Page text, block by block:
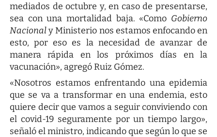
mediados de octubre y, en caso de presentarse,
sea con una mortalidad baja. «Como Gobierno
Nacionaly Ministerio nos estamos enfocando en
esto, por eso es la necesidad de avanzar de
manera rápida en los próximos días en la
vacunación», agregó Ruiz Gómez.
«Nosotros estamos enfrentando una epidemia
que se va a transformar en una endemia, esto
quiere decir que vamos a seguir conviviendo con
el covid-19 seguramente por un tiempo largo»,
señaló el ministro, indicando que según lo que se